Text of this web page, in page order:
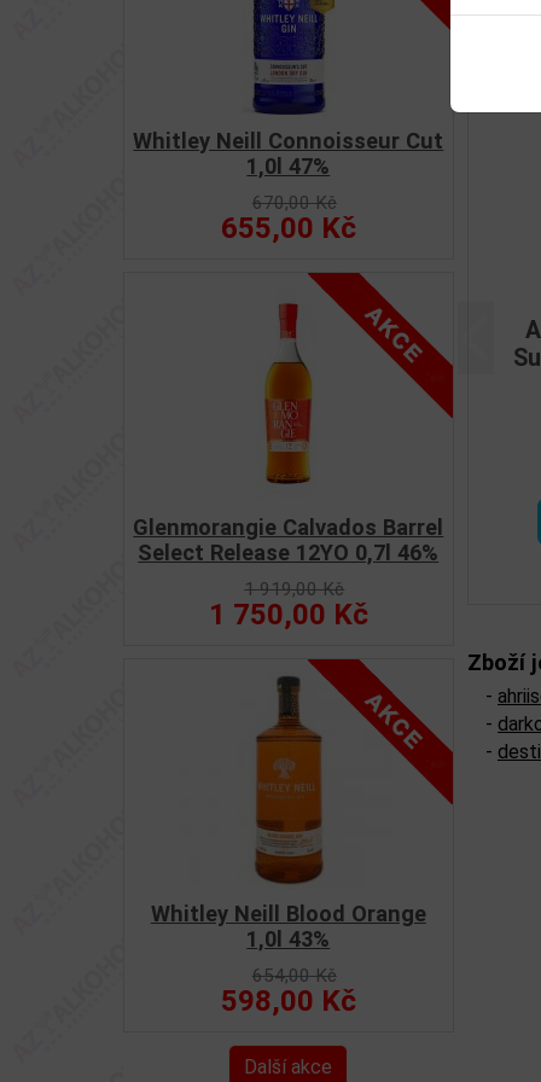
Whitley Neill Connoisseur Cut
1,0l 47%
670,00 Kč
655,00 Kč
Glenmorangie Calvados Barrel
Select Release 12YO 0,7l 46%
1 919,00 Kč
1 750,00 Kč
Whitley Neill Blood Orange
1,0l 43%
654,00 Kč
598,00 Kč
Další akce
Zboží
-
-
-